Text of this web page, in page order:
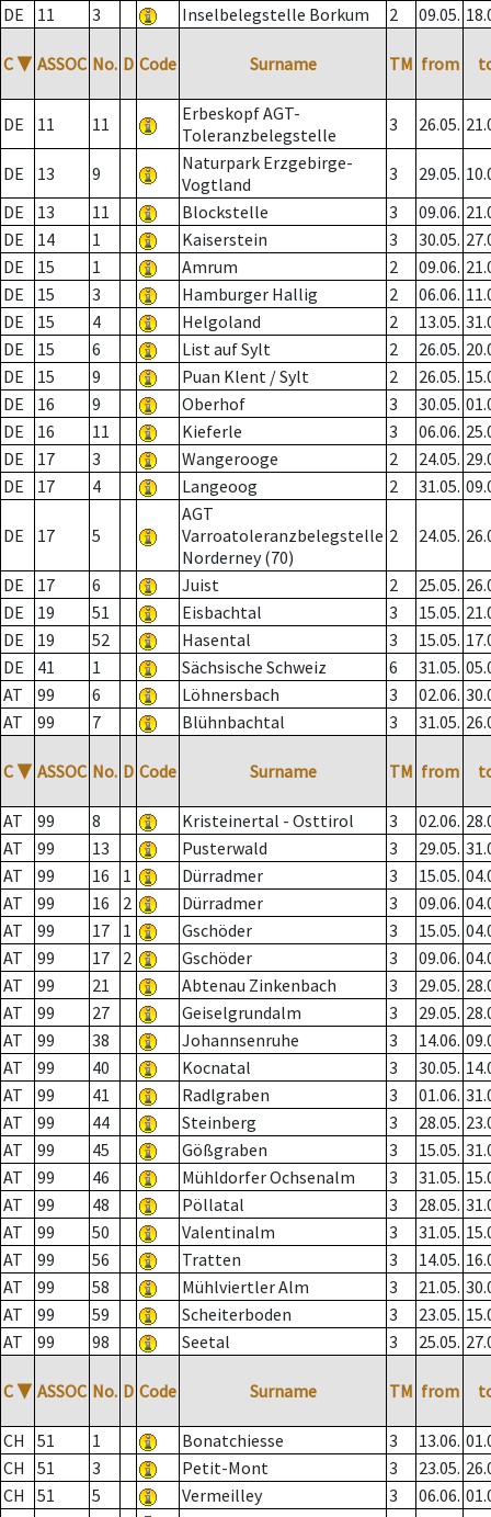
DE
11 3 Inselbelegstelle Borkum 2 09.05.
C ▼ ASSOC No. D Code Surname TM from
DE 11 11
Erbeskopf AGT-
Toleranzbelegstelle
3 26.05.
DE 13 9
Naturpark Erzgebirge-
Vogtland
3 29.05.
DE
13 11 Blockstelle 3 09.06.
DE
14 1 Kaiserstein 3 30.05.
DE
15 1 Amrum 2 09.06.
DE
15 3 Hamburger Hallig 2 06.06.
DE
15 4 Helgoland 2 13.05.
DE
15 6 List auf Sylt 2 26.05.
DE
15 9 Puan Klent / Sylt 2 26.05.
DE
16 9 Oberhof 3 30.05.
DE
16 11 Kieferle 3 06.06.
DE
17 3 Wangerooge 2 24.05.
DE
17 4 Langeoog 2 31.05.
DE 17 5
AGT
Varroatoleranzbelegstelle
Norderney (70)
2 24.05.
DE 17 6 Juist 2 25.05.
DE
19 51 Eisbachtal 3 15.05.
DE
19 52 Hasental 3 15.05.
DE
41 1 Sächsische Schweiz 6 31.05.
AT
99 6 Löhnersbach 3 02.06.
AT
99 7 Blühnbachtal 3 31.05.
C ▼ ASSOC No. D Code Surname TM from
AT 99 8 Kristeinertal - Osttirol 3 02.06.
AT
99 13 Pusterwald 3 29.05.
AT
99 16 1 Dürradmer 3 15.05.
AT
99 16 2 Dürradmer 3 09.06.
AT
99 17 1 Gschöder 3 15.05.
AT
99 17 2 Gschöder 3 09.06.
AT
99 21 Abtenau Zinkenbach 3 29.05.
AT
99 27 Geiselgrundalm 3 29.05.
AT
99 38 Johannsenruhe 3 14.06.
AT
99 40 Kocnatal 3 30.05.
AT
99 41 Radlgraben 3 01.06.
AT
99 44 Steinberg 3 28.05.
AT
99 45 Gößgraben 3 15.05.
AT
99 46 Mühldorfer Ochsenalm 3 31.05.
AT
99 48 Pöllatal 3 28.05.
AT
99 50 Valentinalm 3 31.05.
AT
99 56 Tratten 3 14.05.
AT
99 58 Mühlviertler Alm 3 21.05.
AT
99 59 Scheiterboden 3 23.05.
AT
99 98 Seetal 3 25.05.
C ▼ ASSOC No. D Code Surname TM from
CH 51 1 Bonatchiesse 3 13.06.
CH
51 3 Petit-Mont 3 23.05.
CH
51 5 Vermeilley 3 06.06.